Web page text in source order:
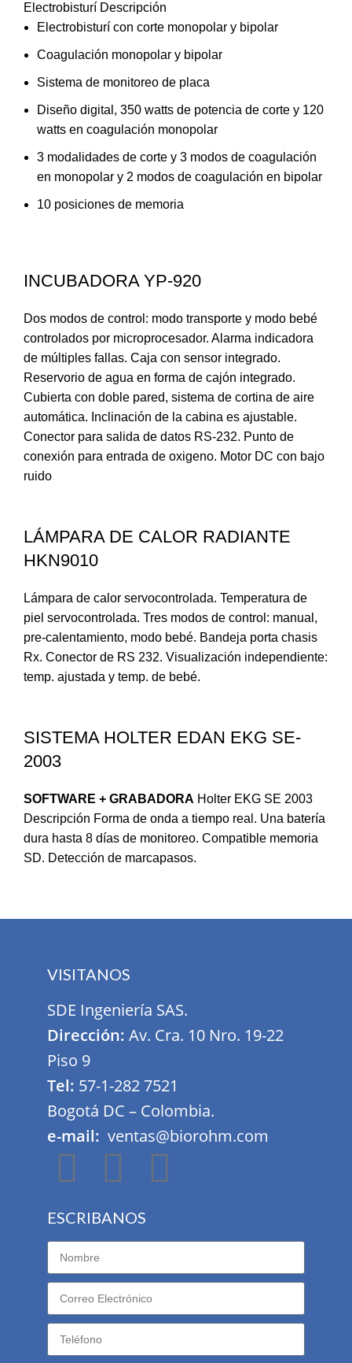
Electrobisturí Descripción
Electrobisturí con corte monopolar y bipolar
Coagulación monopolar y bipolar
Sistema de monitoreo de placa
Diseño digital, 350 watts de potencia de corte y 120
watts en coagulación monopolar
3 modalidades de corte y 3 modos de coagulación
en monopolar y 2 modos de coagulación en bipolar
10 posiciones de memoria
INCUBADORA YP-920
Dos modos de control: modo transporte y modo bebé
controlados por microprocesador. Alarma indicadora
de múltiples fallas. Caja con sensor integrado.
Reservorio de agua en forma de cajón integrado.
Cubierta con doble pared, sistema de cortina de aire
automática. Inclinación de la cabina es ajustable.
Conector para salida de datos RS-232. Punto de
conexión para entrada de oxigeno. Motor DC con bajo
ruido
LÁMPARA DE CALOR RADIANTE
HKN9010
Lámpara de calor servocontrolada. Temperatura de
piel servocontrolada. Tres modos de control: manual,
pre-calentamiento, modo bebé. Bandeja porta chasis
Rx. Conector de RS 232. Visualización independiente:
temp. ajustada y temp. de bebé.
SISTEMA HOLTER EDAN EKG SE-
2003
SOFTWARE + GRABADORA Holter EKG SE 2003
Descripción Forma de onda a tiempo real. Una batería
dura hasta 8 días de monitoreo. Compatible memoria
SD. Detección de marcapasos.
VISITANOS
SDE Ingeniería SAS.
Dirección: Av. Cra. 10 Nro. 19-22
Piso 9
Tel: 57-1-282 7521
Bogotá DC – Colombia.
e-mail: ventas@biorohm.com
ESCRIBANOS